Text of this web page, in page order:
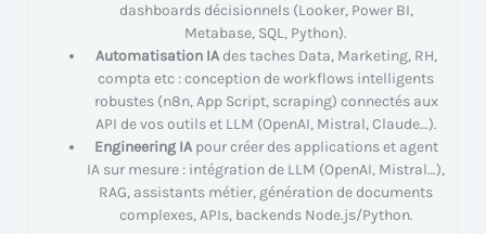
dashboards décisionnels (Looker, Power BI,
Metabase, SQL, Python).
Automatisation IAdes taches Data, Marketing, RH,
compta etc : conception de workflows intelligents
robustes (n8n, App Script, scraping) connectés aux
API de vos outils et LLM (OpenAI, Mistral, Claude…).
Engineering IApour créer des applications et agent
IA sur mesure : intégration de LLM (OpenAI, Mistral…),
RAG, assistants métier, génération de documents
complexes, APIs, backends Node.js/Python.